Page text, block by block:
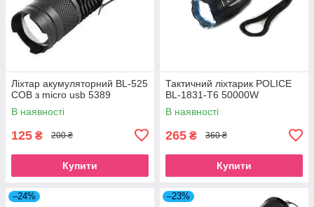
Ліхтар акумуляторний BL-525
COB з micro usb 5389
В наявності
125 ₴ 200 ₴
Купити
Тактичний ліхтарик POLICE
BL-1831-T6 50000W
В наявності
265 ₴ 360 ₴
Купити
–24% –23%